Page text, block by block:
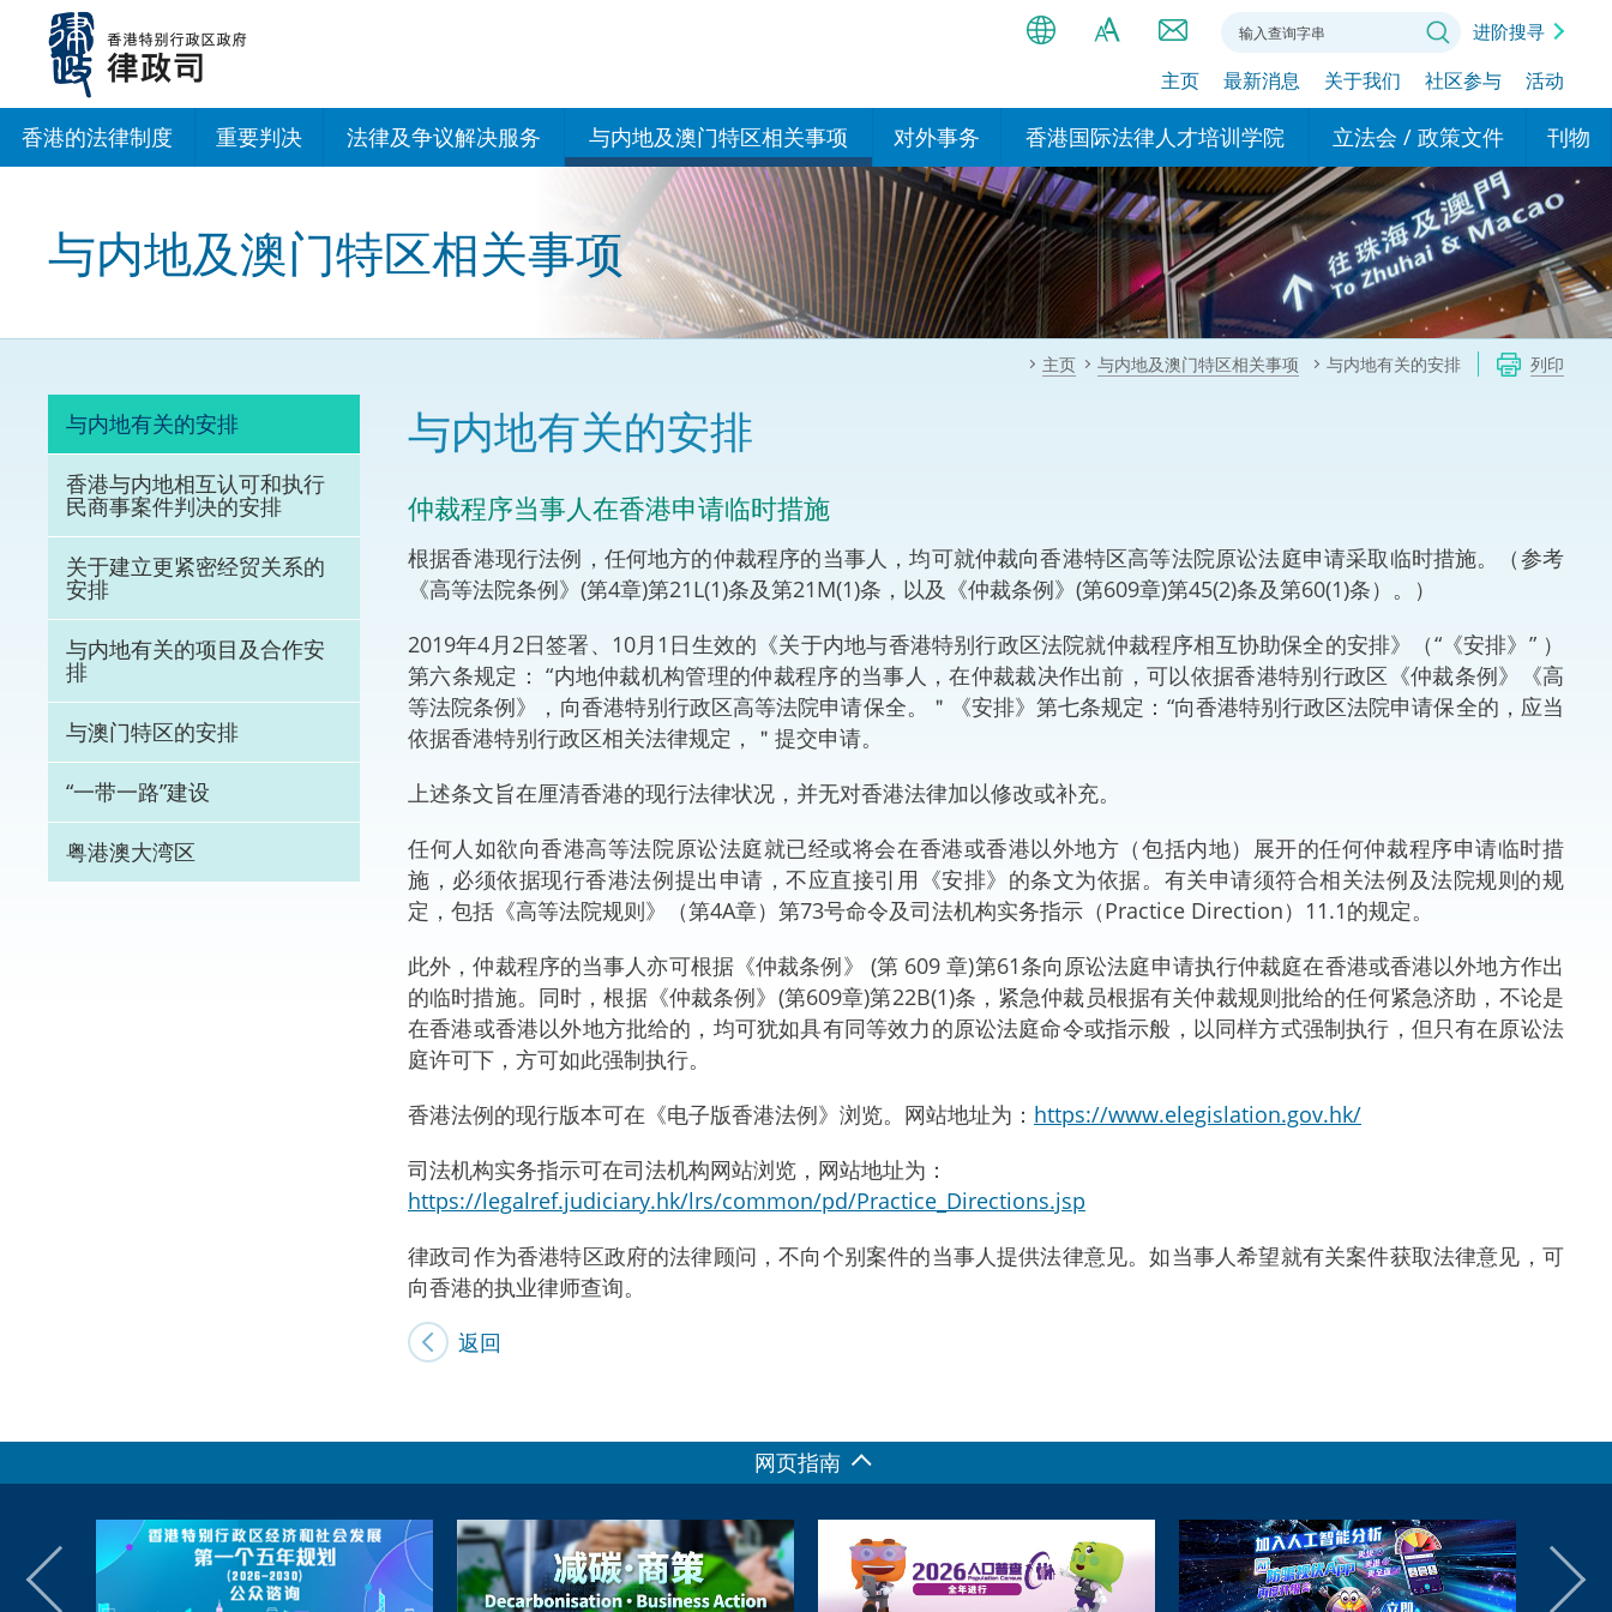
内
简
EN
Bahasa Indonesia (印尼语)
हिन्दी (印度语)
नेपाली (尼泊尔语)
ਪੰਜਾਬੀ (旁遮普语)
Tiếng Việt (越南语)
A
A
进阶搜寻
主页 最新消息 关于我们 社区参与 活动
香港的法律制度 重要判决 法律及争议解决服务
香港专业服务出海平台
诉讼
网上争议解决及法律科技
体育争议解决先导计划
能力建设
法律枢纽
促成交易和争议解决服务中心
与内地及澳门特区相关事项
与内地有关的安排
香港与内地相互认可和执行民
商事案件判决的安排
关于建立更紧密经贸关系的安
与内地有关的项目及合作安排
与澳门特区的安排
“一带一路”建设
对外事务
国际政府机构在香港设立办事
处或运作
多边协定
其他协定
香港国际法律人才培训学院
我们的学院
我们的专家委员会
我们的办公室
我们的培训课程和能力建设项
立法会 / 政策文件
现行政策措施
政策文件
特别财务委员会
刊物
基本
粤港
香港
民事
法律
刑事
与内地及澳门特区相关事项
主页 与内地及澳门特区相关事项 与内地有关的安排 列印
与内地有关的安排
香港与内地相互认可和执行
民商事案件判决的安排
关于建立更紧密经贸关系的
安排
与内地有关的项目及合作安
排
与澳门特区的安排
“一带一路”建设
粤港澳大湾区
与内地有关的安排
仲裁程序当事人在香港申请临时措施
根据香港现行法例，任何地方的仲裁程序的当事人，均可就仲裁向香港特区高等法院原讼法庭申请采取临时措施。（参考
《高等法院条例》(第4章)第21L(1)条及第21M(1)条，以及《仲裁条例》(第609章)第45(2)条及第60(1)条）。）
2019年4月2日签署、10月1日生效的《关于内地与香港特别行政区法院就仲裁程序相互协助保全的安排》（“《安排》” ）
第六条规定： “内地仲裁机构管理的仲裁程序的当事人，在仲裁裁决作出前，可以依据香港特别行政区《仲裁条例》《高
等法院条例》，向香港特别行政区高等法院申请保全。＂《安排》第七条规定：“向香港特别行政区法院申请保全的，应当
依据香港特别行政区相关法律规定，＂提交申请。
上述条文旨在厘清香港的现行法律状况，并无对香港法律加以修改或补充。
任何人如欲向香港高等法院原讼法庭就已经或将会在香港或香港以外地方（包括内地）展开的任何仲裁程序申请临时措
施，必须依据现行香港法例提出申请，不应直接引用《安排》的条文为依据。有关申请须符合相关法例及法院规则的规
定，包括《高等法院规则》（第4A章）第73号命令及司法机构实务指示（Practice Direction）11.1的规定。
此外，仲裁程序的当事人亦可根据《仲裁条例》 (第 609 章)第61条向原讼法庭申请执行仲裁庭在香港或香港以外地方作出
的临时措施。同时，根据《仲裁条例》(第609章)第22B(1)条，紧急仲裁员根据有关仲裁规则批给的任何紧急济助，不论是
在香港或香港以外地方批给的，均可犹如具有同等效力的原讼法庭命令或指示般，以同样方式强制执行，但只有在原讼法
庭许可下，方可如此强制执行。
香港法例的现行版本可在《电子版香港法例》浏览。网站地址为： https://www.elegislation.gov.hk/
司法机构实务指示可在司法机构网站浏览，网站地址为：
https://legalref.judiciary.hk/lrs/common/pd/Practice_Directions.jsp
律政司作为香港特区政府的法律顾问，不向个别案件的当事人提供法律意见。如当事人希望就有关案件获取法律意见，可
向香港的执业律师查询。
返回
网页指南